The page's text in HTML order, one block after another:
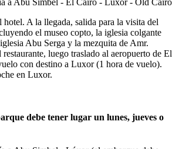
hotel. A la llegada, salida para la visita del
el museo copto, la iglesia colgante
Abu Serga y la mezquita de Amr.
luego traslado al aeropuerto de El
con destino a Luxor (1 hora de vuelo).
en Luxor.
debe tener lugar un lunes, jueves o